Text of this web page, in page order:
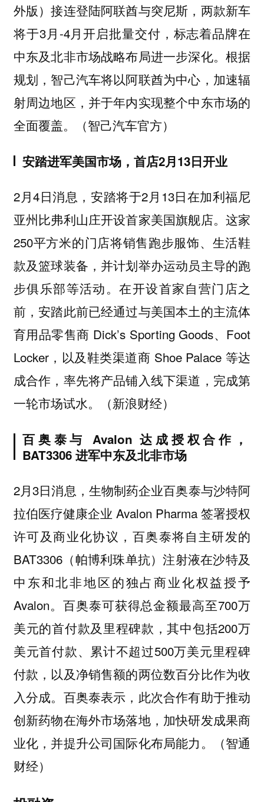
外版）接连登陆阿联酋与突尼斯，两款新车
将于3月-4月开启批量交付，标志着品牌在
中东及北非市场战略布局进一步深化。根据
规划，智己汽车将以阿联酋为中心，加速辐
射周边地区，并于年内实现整个中东市场的
全面覆盖。（智己汽车官方）
安踏进军美国市场，首店2月13日开业
2月4日消息，安踏将于2月13日在加利福尼
亚州比弗利山庄开设首家美国旗舰店。这家
250平方米的门店将销售跑步服饰、生活鞋
款及篮球装备，并计划举办运动员主导的跑
步俱乐部等活动。在开设首家自营门店之
前，安踏此前已经通过与美国本土的主流体
育用品零售商 Dick’s Sporting Goods、Foot
Locker，以及鞋类渠道商 Shoe Palace 等达
成合作，率先将产品铺入线下渠道，完成第
一轮市场试水。（新浪财经）
百奥泰与 Avalon 达成授权合作，
BAT3306 进军中东及北非市场
2月3日消息，生物制药企业百奥泰与沙特阿
拉伯医疗健康企业 Avalon Pharma 签署授权
许可及商业化协议，百奥泰将自主研发的
BAT3306（帕博利珠单抗）注射液在沙特及
中东和北非地区的独占商业化权益授予
Avalon。百奥泰可获得总金额最高至700万
美元的首付款及里程碑款，其中包括200万
美元首付款、累计不超过500万美元里程碑
付款，以及净销售额的两位数百分比作为收
入分成。百奥泰表示，此次合作有助于推动
创新药物在海外市场落地，加快研发成果商
业化，并提升公司国际化布局能力。（智通
财经）